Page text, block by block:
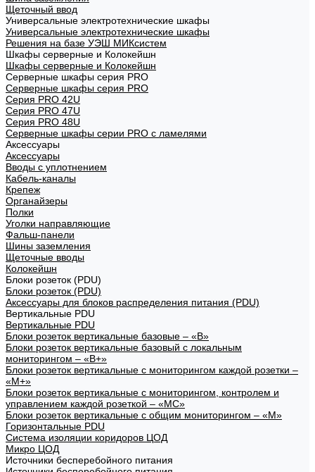
Щеточный ввод
Универсальные электротехнические шкафы
Универсальные электротехнические шкафы
Решения на базе УЭШ МИКсистем
Шкафы серверные и Колокейшн
Шкафы серверные и Колокейшн
Серверные шкафы серия PRO
Серверные шкафы серия PRO
Серия PRO 42U
Серия PRO 47U
Серия PRO 48U
Серверные шкафы серии PRO с ламелями
Аксессуары
Аксессуары
Вводы с уплотнением
Кабель-каналы
Крепеж
Органайзеры
Полки
Уголки направляющие
Фальш-панели
Шины заземления
Щеточные вводы
Колокейшн
Блоки розеток (PDU)
Блоки розеток (PDU)
Аксессуары для блоков распределения питания (PDU)
Вертикальные PDU
Вертикальные PDU
Блоки розеток вертикальные базовые – «В»
Блоки розеток вертикальные базовый с локальным
мониторингом – «В+»
Блоки розеток вертикальные с мониторингом каждой розетки –
«М+»
Блоки розеток вертикальные с мониторингом, контролем и
управлением каждой розеткой – «МС»
Блоки розеток вертикальные с общим мониторингом – «М»
Горизонтальные PDU
Система изоляции коридоров ЦОД
Микро ЦОД
Источники бесперебойного питания